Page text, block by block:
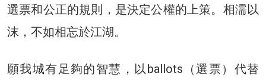
選票和公正的規則，是決定公權的上策。相濡以
沫，不如相忘於江湖。
願我城有足夠的智慧，以ballots（選票）代替